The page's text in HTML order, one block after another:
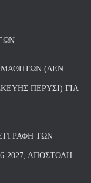
ΜΑΘΗΤΏΝ (ΔΕΝ
ΠΈΡΥΣΙ) ΓΙΑ
ΤΩΝ
2027, ΑΠΟΣΤΟΛΉ